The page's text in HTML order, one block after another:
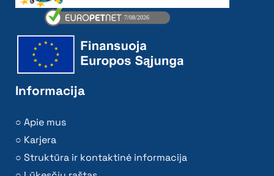
Informacija
Apie mus
Karjera
Struktūra ir kontaktinė informacija